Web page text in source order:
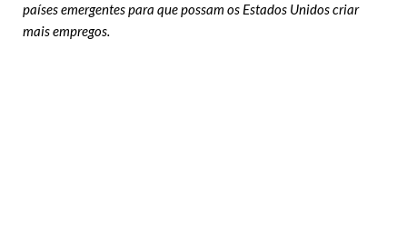
países emergentes para que possam os Estados Unidos criar
mais empregos.